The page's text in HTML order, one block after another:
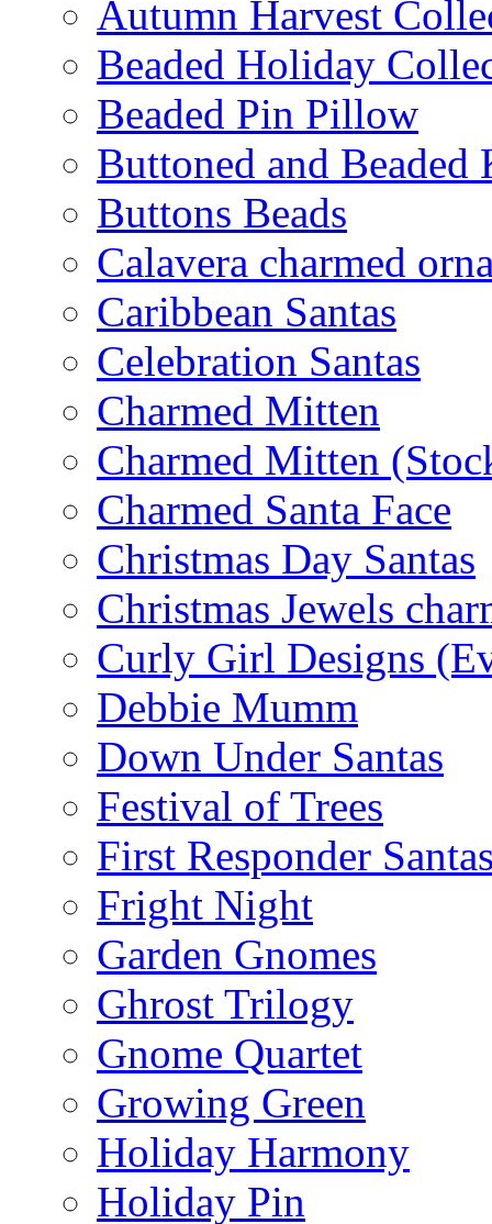
Autumn Harvest
Beaded Holiday
Beaded Pin Pillow
Buttoned and Beaded
Buttons Beads
Calavera charmed
Caribbean Santas
Celebration Santas
Charmed Mitten
Charmed Mitten
Charmed Santa Face
Christmas Day Santas
Christmas Jewels
Curly Girl Designs
Debbie Mumm
Down Under Santas
Festival of Trees
First Responder
Fright Night
Garden Gnomes
Ghrost Trilogy
Gnome Quartet
Growing Green
Holiday Harmony
Holiday Pin